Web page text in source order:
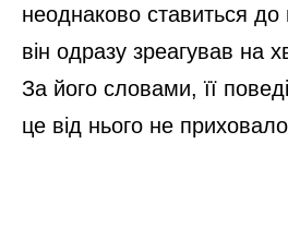
неоднаково ставиться
він одразу зреагував на
За його словами, її
це від нього не